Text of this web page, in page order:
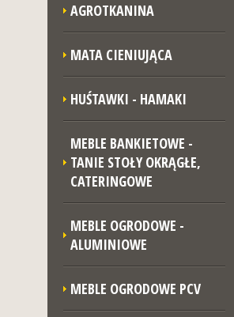
AGROTKANINA
MATA CIENIUJĄCA
HUŚTAWKI - HAMAKI
MEBLE BANKIETOWE -
TANIE STOŁY OKRĄGŁE,
CATERINGOWE
MEBLE OGRODOWE -
ALUMINIOWE
MEBLE OGRODOWE PCV